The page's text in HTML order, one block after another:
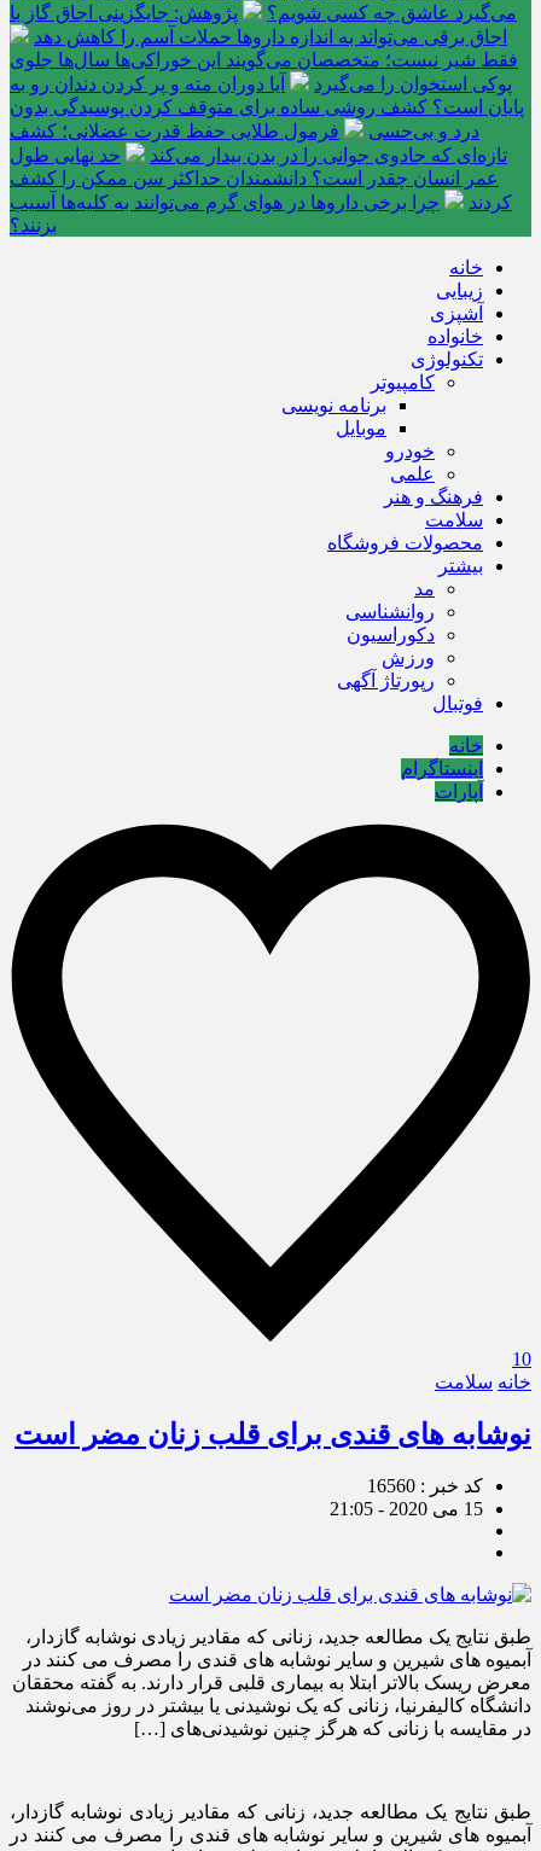
می‌گیرد عاشق چه کسی شویم؟
پژوهش: جایگزینی اجاق گاز با
اجاق برقی می‌تواند به اندازه داروها حملات آسم را کاهش دهد
فقط شیر نیست؛ متخصصان می‌گویند این خوراکی‌ها سال‌ها جلوی
پوکی استخوان را می‌گیرد
آیا دوران مته و پر کردن دندان رو به
پایان است؟ کشف روشی ساده برای متوقف کردن پوسیدگی بدون
درد و بی‌حسی
فرمول طلایی حفظ قدرت عضلانی؛ کشف
تازه‌ای که جادوی جوانی را در بدن بیدار می‌کند
حد نهایی طول
عمر انسان چقدر است؟ دانشمندان حداکثر سن ممکن را کشف
کردند
چرا برخی داروها در هوای گرم می‌توانند به کلیه‌ها آسیب
بزنند؟
خانه
زیبایی
آشپزی
خانواده
تکنولوژی
کامپیوتر
برنامه نویسی
موبایل
خودرو
علمی
فرهنگ و هنر
سلامت
محصولات فروشگاه
بیشتر
مد
روانشناسی
دکوراسیون
ورزش
رپورتاژ آگهی
فوتبال
خانه
اینستاگرام
آپارات
10
خانه سلامت
نوشابه های قندی برای قلب زنان مضر است
کد خبر : 16560
15 می 2020 - 21:05
طبق نتایج یک مطالعه جدید، زنانی که مقادیر زیادی نوشابه گازدار،
آبمیوه های شیرین و سایر نوشابه های قندی را مصرف می کنند در
معرض ریسک بالاتر ابتلا به بیماری قلبی قرار دارند. به گفته محققان
دانشگاه کالیفرنیا، زنانی که یک نوشیدنی یا بیشتر در روز می‌نوشند
در مقایسه با زنانی که هرگز چنین نوشیدنی‌های […]
طبق نتایج یک مطالعه جدید، زنانی که مقادیر زیادی نوشابه گازدار،
آبمیوه های شیرین و سایر نوشابه های قندی را مصرف می کنند در